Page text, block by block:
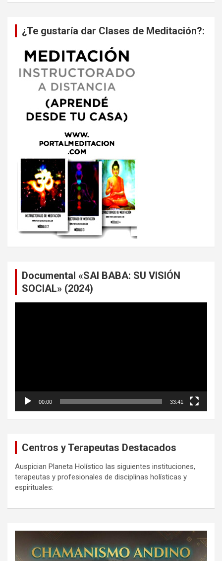
¿Te gustaría dar Clases de Meditación?:
Documental «SAI BABA: SU VISIÓN
SOCIAL» (2024)
00:00 33:41
Centros y Terapeutas Destacados
Auspician Planeta Holístico las siguientes instituciones,
terapeutas y profesionales de disciplinas holísticas y
espirituales: